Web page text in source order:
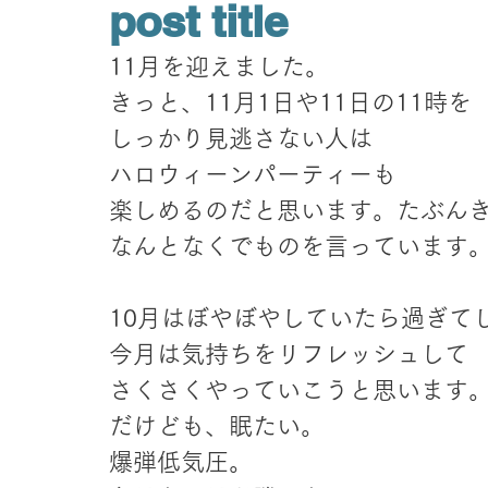
post title
11月を迎えました。
きっと、11月1日や11日の11時を
しっかり見逃さない人は
ハロウィーンパーティーも
楽しめるのだと思います。たぶんき
なんとなくでものを言っています。
10月はぼやぼやしていたら過ぎて
今月は気持ちをリフレッシュして
さくさくやっていこうと思います。
だけども、眠たい。
爆弾低気圧。